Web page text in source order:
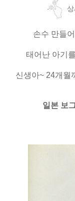
손수 만들
태어난 아기
신생아~ 24개월
일본 보